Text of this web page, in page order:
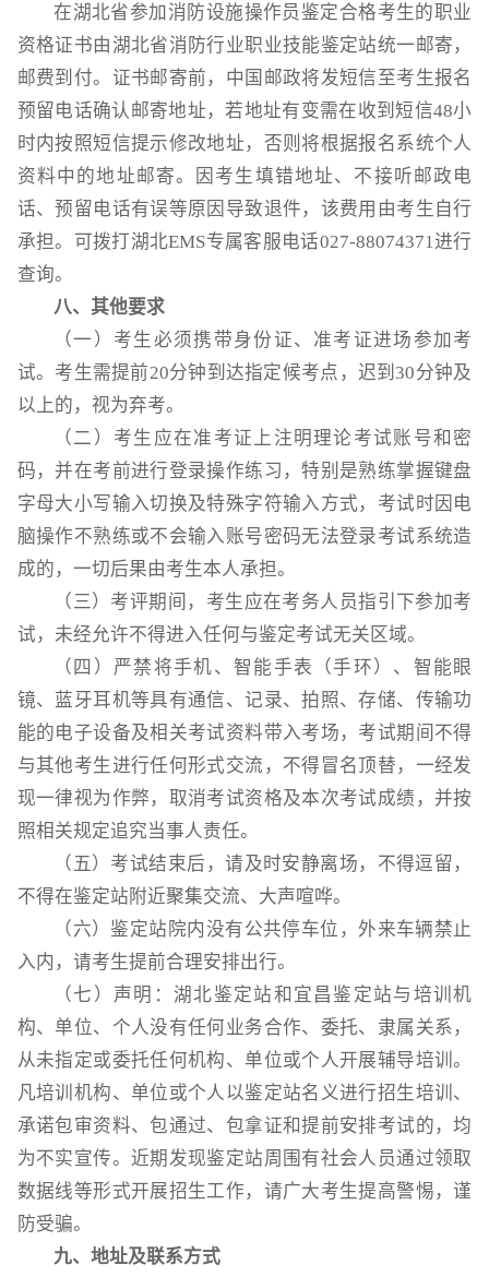
在湖北省参加消防设施操作员鉴定合格考生的职业
资格证书由湖北省消防行业职业技能鉴定站统一邮寄，
邮费到付。证书邮寄前，中国邮政将发短信至考生报名
预留电话确认邮寄地址，若地址有变需在收到短信48小
时内按照短信提示修改地址，否则将根据报名系统个人
资料中的地址邮寄。因考生填错地址、不接听邮政电
话、预留电话有误等原因导致退件，该费用由考生自行
承担。可拨打湖北EMS专属客服电话027-88074371进行
查询。
八、其他要求
（一）考生必须携带身份证、准考证进场参加考
试。考生需提前20分钟到达指定候考点，迟到30分钟及
以上的，视为弃考。
（二）考生应在准考证上注明理论考试账号和密
码，并在考前进行登录操作练习，特别是熟练掌握键盘
字母大小写输入切换及特殊字符输入方式，考试时因电
脑操作不熟练或不会输入账号密码无法登录考试系统造
成的，一切后果由考生本人承担。
（三）考评期间，考生应在考务人员指引下参加考
试，未经允许不得进入任何与鉴定考试无关区域。
（四）严禁将手机、智能手表（手环）、智能眼
镜、蓝牙耳机等具有通信、记录、拍照、存储、传输功
能的电子设备及相关考试资料带入考场，考试期间不得
与其他考生进行任何形式交流，不得冒名顶替，一经发
现一律视为作弊，取消考试资格及本次考试成绩，并按
照相关规定追究当事人责任。
（五）考试结束后，请及时安静离场，不得逗留，
不得在鉴定站附近聚集交流、大声喧哗。
（六）鉴定站院内没有公共停车位，外来车辆禁止
入内，请考生提前合理安排出行。
（七）声明：湖北鉴定站和宜昌鉴定站与培训机
构、单位、个人没有任何业务合作、委托、隶属关系，
从未指定或委托任何机构、单位或个人开展辅导培训。
凡培训机构、单位或个人以鉴定站名义进行招生培训、
承诺包审资料、包通过、包拿证和提前安排考试的，均
为不实宣传。近期发现鉴定站周围有社会人员通过领取
数据线等形式开展招生工作，请广大考生提高警惕，谨
防受骗。
九、地址及联系方式